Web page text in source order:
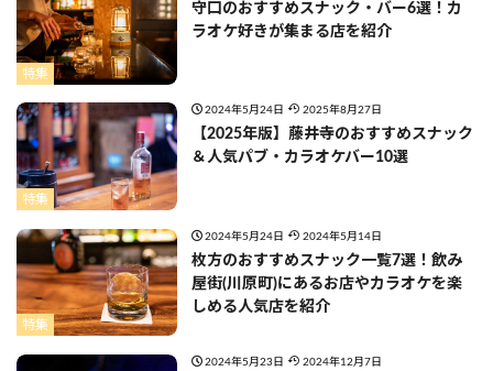
特集
守口のおすすめスナック・バー6選！カ
ラオケ好きが集まる店を紹介
特集
2024年5月24日 2025年8月27日
【2025年版】藤井寺のおすすめスナック
＆人気パブ・カラオケバー10選
特集
2024年5月24日 2024年5月14日
枚方のおすすめスナック一覧7選！飲み
屋街(川原町)にあるお店やカラオケを楽
しめる人気店を紹介
2024年5月23日 2024年12月7日